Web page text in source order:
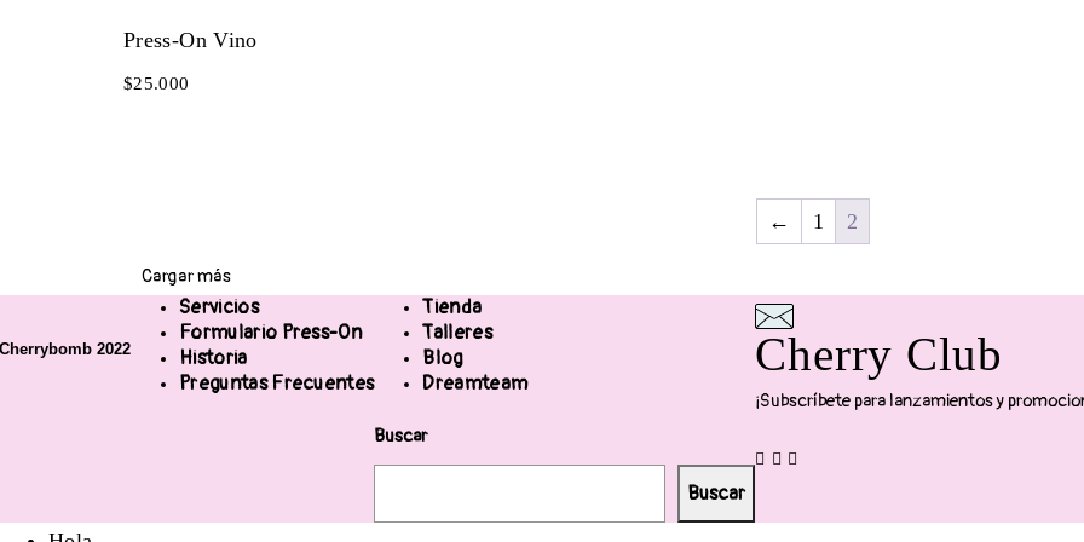
Press-On Vino
$25.000
← 1 2
Cargar más
2022
Servicios
Formulario Press-On
Historia
Preguntas Frecuentes
Tienda
Talleres
Blog
Dreamteam
Buscar
Buscar
Cherry Club
¡Subscríbete para lanzamientos y